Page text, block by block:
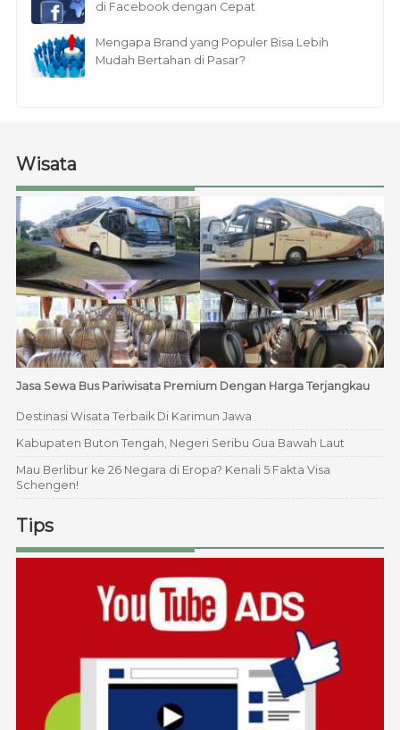
di Facebook dengan Cepat
Mengapa Brand yang Populer Bisa Lebih
Mudah Bertahan di Pasar?
Wisata
Jasa Sewa Bus Pariwisata Premium Dengan Harga Terjangkau
Destinasi Wisata Terbaik Di Karimun Jawa
Kabupaten Buton Tengah, Negeri Seribu Gua Bawah Laut
Mau Berlibur ke 26 Negara di Eropa? Kenali 5 Fakta Visa
Schengen!
Tips